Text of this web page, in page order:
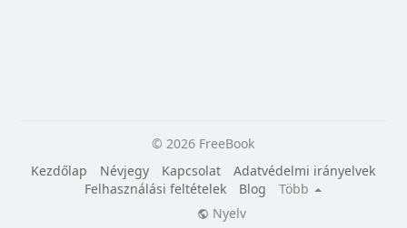
© 2026 FreeBook
Kezdőlap
Névjegy Kapcsolat
Adatvédelmi irányelvek
Felhasználási feltételek
Blog
Több
Nyelv